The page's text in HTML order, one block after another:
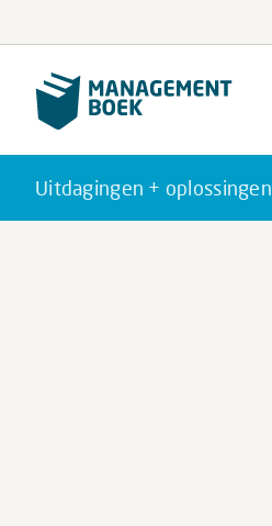
Uitdagingen + oplossingen